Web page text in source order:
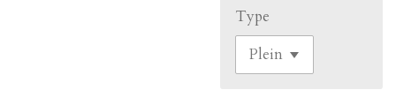
Type